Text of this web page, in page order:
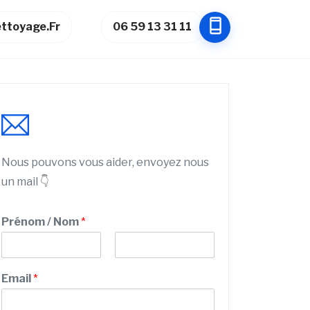
06 59 13 31 11
Nous pouvons vous aider, envoyez nous
un mail 👇
Prénom / Nom*
r
é
Email*